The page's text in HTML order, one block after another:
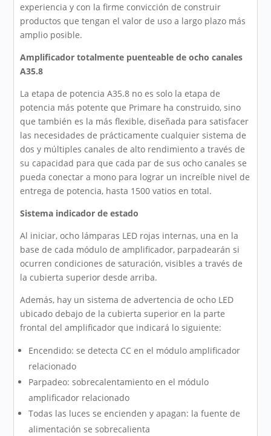
experiencia y con la firme convicción de construir
productos que tengan el valor de uso a largo plazo más
amplio posible.
Amplificador totalmente puenteable de ocho canales
A35.8
La etapa de potencia A35.8 no es solo la etapa de
potencia más potente que Primare ha construido, sino
que también es la más flexible, diseñada para satisfacer
las necesidades de prácticamente cualquier sistema de
dos y múltiples canales de alto rendimiento a través de
su capacidad para que cada par de sus ocho canales se
pueda conectar a mono para lograr un increíble nivel de
entrega de potencia, hasta 1500 vatios en total.
Sistema indicador de estado
Al iniciar, ocho lámparas LED rojas internas, una en la
base de cada módulo de amplificador, parpadearán si
ocurren condiciones de saturación, visibles a través de
la cubierta superior desde arriba.
Además, hay un sistema de advertencia de ocho LED
ubicado debajo de la cubierta superior en la parte
frontal del amplificador que indicará lo siguiente:
Encendido: se detecta CC en el módulo amplificador
relacionado
Parpadeo: sobrecalentamiento en el módulo
amplificador relacionado
Todas las luces se encienden y apagan: la fuente de
alimentación se sobrecalienta